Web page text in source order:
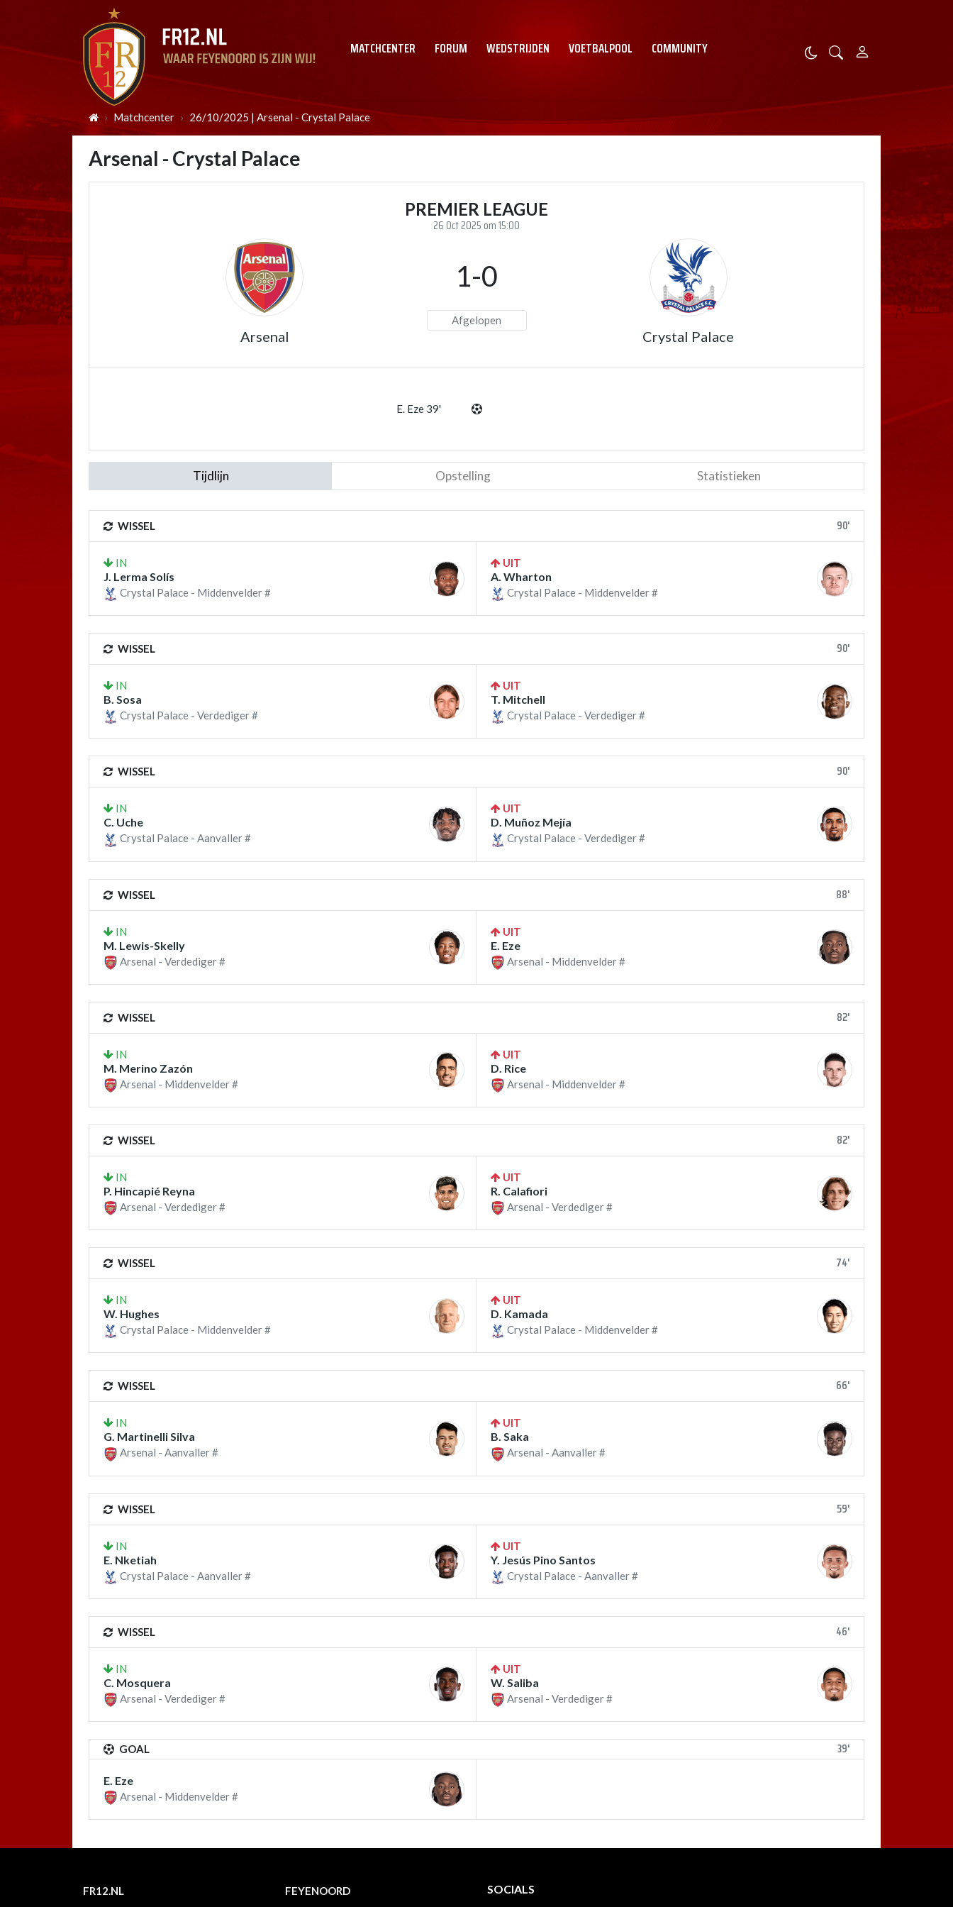
MATCHCENTER FORUM WEDSTRIJDEN VOETBALPOOL COMMUNITY
Matchcenter 26/10/2025 | Arsenal - Crystal Palace
Arsenal - Crystal Palace
PREMIER LEAGUE
26 Oct 2025 om 15:00
Arsenal
1-0
Afgelopen
Crystal Palace
E. Eze 39'
Tijdlijn Opstelling Statistieken
WISSEL 90'
IN
J. Lerma Solís
Crystal Palace - Middenvelder #
UIT
A. Wharton
Crystal Palace - Middenvelder #
WISSEL 90'
IN
B. Sosa
Crystal Palace - Verdediger #
UIT
T. Mitchell
Crystal Palace - Verdediger #
WISSEL 90'
IN
C. Uche
Crystal Palace - Aanvaller #
UIT
D. Muñoz Mejía
Crystal Palace - Verdediger #
WISSEL 88'
IN
M. Lewis-Skelly
Arsenal - Verdediger #
UIT
E. Eze
Arsenal - Middenvelder #
WISSEL 82'
IN
M. Merino Zazón
Arsenal - Middenvelder #
UIT
D. Rice
Arsenal - Middenvelder #
WISSEL 82'
IN
P. Hincapié Reyna
Arsenal - Verdediger #
UIT
R. Calafiori
Arsenal - Verdediger #
WISSEL 74'
IN
W. Hughes
Crystal Palace - Middenvelder #
UIT
D. Kamada
Crystal Palace - Middenvelder #
WISSEL 66'
IN
G. Martinelli Silva
Arsenal - Aanvaller #
UIT
B. Saka
Arsenal - Aanvaller #
WISSEL 59'
IN
E. Nketiah
Crystal Palace - Aanvaller #
UIT
Y. Jesús Pino Santos
Crystal Palace - Aanvaller #
WISSEL 46'
IN
C. Mosquera
Arsenal - Verdediger #
UIT
W. Saliba
Arsenal - Verdediger #
GOAL 39'
E. Eze
Arsenal - Middenvelder #
FR12.NL FEYENOORD SOCIALS